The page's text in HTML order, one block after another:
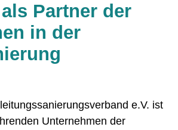
Partner der
in der
e.V. ist
Unternehmen der